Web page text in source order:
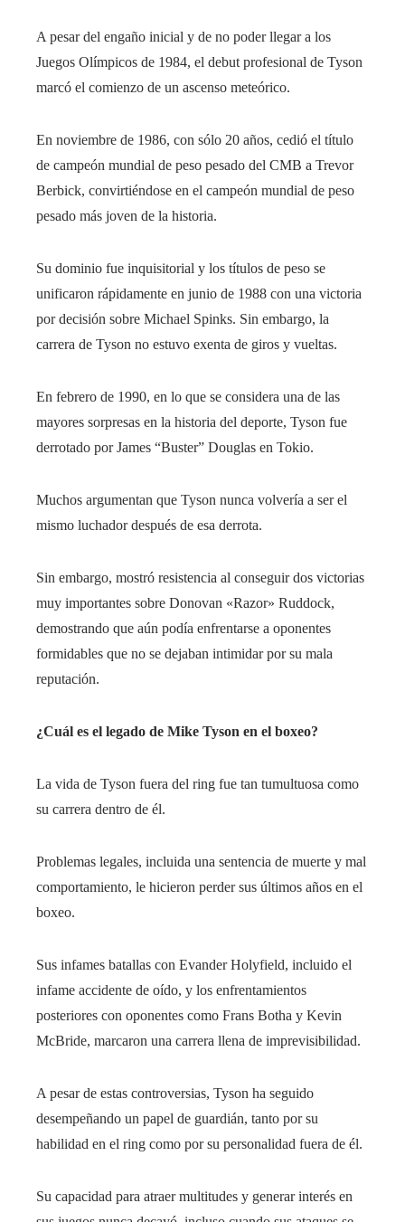
A pesar del engaño inicial y de no poder llegar a los
Juegos Olímpicos de 1984, el debut profesional de Tyson
marcó el comienzo de un ascenso meteórico.
En noviembre de 1986, con sólo 20 años, cedió el título
de campeón mundial de peso pesado del CMB a Trevor
Berbick, convirtiéndose en el campeón mundial de peso
pesado más joven de la historia.
Su dominio fue inquisitorial y los títulos de peso se
unificaron rápidamente en junio de 1988 con una victoria
por decisión sobre Michael Spinks. Sin embargo, la
carrera de Tyson no estuvo exenta de giros y vueltas.
En febrero de 1990, en lo que se considera una de las
mayores sorpresas en la historia del deporte, Tyson fue
derrotado por James “Buster” Douglas en Tokio.
Muchos argumentan que Tyson nunca volvería a ser el
mismo luchador después de esa derrota.
Sin embargo, mostró resistencia al conseguir dos victorias
muy importantes sobre Donovan «Razor» Ruddock,
demostrando que aún podía enfrentarse a oponentes
formidables que no se dejaban intimidar por su mala
reputación.
¿Cuál es el legado de Mike Tyson en el boxeo?
La vida de Tyson fuera del ring fue tan tumultuosa como
su carrera dentro de él.
Problemas legales, incluida una sentencia de muerte y mal
comportamiento, le hicieron perder sus últimos años en el
boxeo.
Sus infames batallas con Evander Holyfield, incluido el
infame accidente de oído, y los enfrentamientos
posteriores con oponentes como Frans Botha y Kevin
McBride, marcaron una carrera llena de imprevisibilidad.
A pesar de estas controversias, Tyson ha seguido
desempeñando un papel de guardián, tanto por su
habilidad en el ring como por su personalidad fuera de él.
Su capacidad para atraer multitudes y generar interés en